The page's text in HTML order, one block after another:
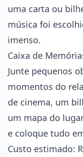
uma carta ou
música foi
imenso.
Caixa de
Junte pequenos
momentos do
de cinema, um
um mapa do
e coloque tudo
Custo estimado: